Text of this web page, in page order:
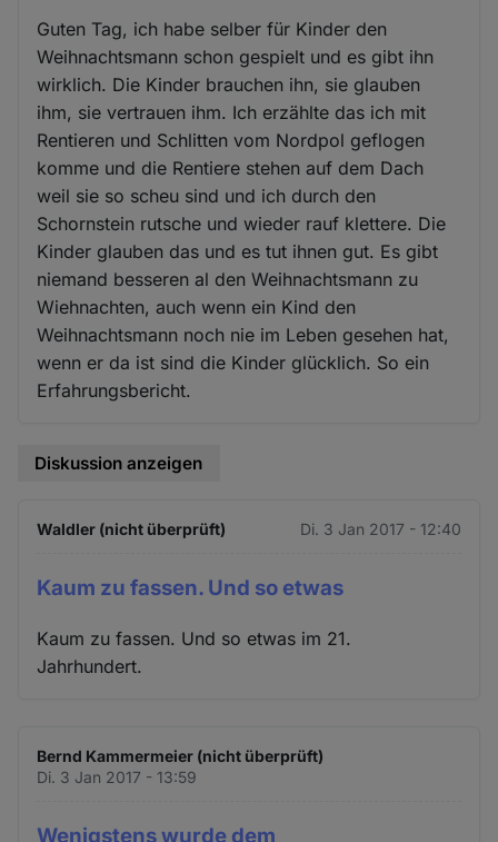
Guten Tag, ich habe selber für Kinder den
Weihnachtsmann schon gespielt und es gibt ihn
wirklich. Die Kinder brauchen ihn, sie glauben
ihm, sie vertrauen ihm. Ich erzählte das ich mit
Rentieren und Schlitten vom Nordpol geflogen
komme und die Rentiere stehen auf dem Dach
weil sie so scheu sind und ich durch den
Schornstein rutsche und wieder rauf klettere. Die
Kinder glauben das und es tut ihnen gut. Es gibt
niemand besseren al den Weihnachtsmann zu
Wiehnachten, auch wenn ein Kind den
Weihnachtsmann noch nie im Leben gesehen hat,
wenn er da ist sind die Kinder glücklich. So ein
Erfahrungsbericht.
Diskussion anzeigen
Waldler (nicht überprüft) Di. 3 Jan 2017 - 12:40
Kaum zu fassen. Und so etwas
Kaum zu fassen. Und so etwas im 21.
Jahrhundert.
Bernd Kammermeier (nicht überprüft)
Di. 3 Jan 2017 - 13:59
Wenigstens wurde dem